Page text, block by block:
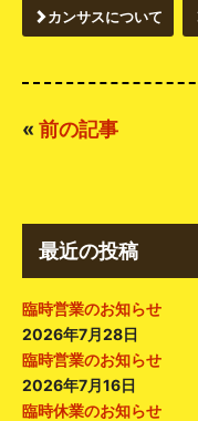
カンサスについて
« 前の記事
最近の投稿
臨時営業のお知らせ
2026年7月28日
臨時営業のお知らせ
2026年7月16日
臨時休業のお知らせ